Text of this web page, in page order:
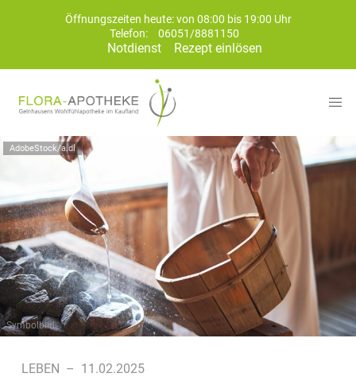
Öffnungszeiten heute: von 08:00 bis 19:00 Uhr
Telefon:
06051/8881150
Notdienst Rezept einlösen
AdobeStock/a.dl
Symbolbild
LEBEN – 11.02.2025